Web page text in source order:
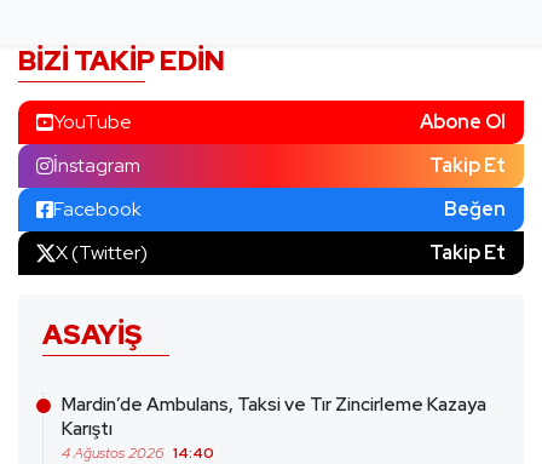
BIZI TAKIP EDIN
YouTube
Abone Ol
İnstagram
Takip Et
Facebook
Beğen
X (Twitter)
Takip Et
ASAYIŞ
Mardin’de Ambulans, Taksi ve Tır Zincirleme Kazaya
Karıştı
4 Ağustos 2026 14:40